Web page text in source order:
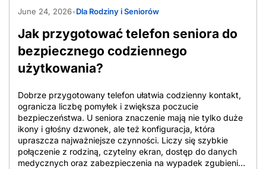
June 24, 2026•Dla Rodziny i Seniorów
Jak przygotować telefon seniora do
bezpiecznego codziennego
użytkowania?
Dobrze przygotowany telefon ułatwia codzienny kontakt,
ogranicza liczbę pomyłek i zwiększa poczucie
bezpieczeństwa. U seniora znaczenie mają nie tylko duże
ikony i głośny dzwonek, ale też konfiguracja, która
upraszcza najważniejsze czynności. Liczy się szybkie
połączenie z rodziną, czytelny ekran, dostęp do danych
medycznych oraz zabezpieczenia na wypadek zgubienia